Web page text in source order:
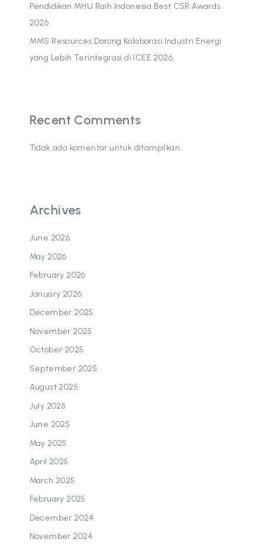
Pendidikan MHU Raih Indonesia Best CSR Awards
2026
MMS Resources Dorong Kolaborasi Industri Energi
yang Lebih Terintegrasi di ICEE 2026
Recent Comments
Tidak ada komentar untuk ditampilkan.
Archives
June 2026
May 2026
February 2026
January 2026
December 2025
November 2025
October 2025
September 2025
August 2025
July 2025
June 2025
May 2025
April 2025
March 2025
February 2025
December 2024
November 2024